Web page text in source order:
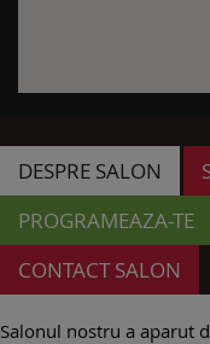
DESPRE SALON
PROGRAMEAZA-TE
CONTACT SALON
Salonul nostru a aparut